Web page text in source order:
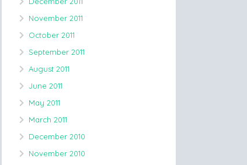
November 2011
October 2011
September 2011
August 2011
June 2011
May 2011
March 2011
December 2010
November 2010